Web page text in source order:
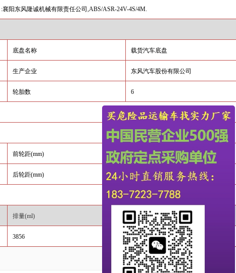
:襄阳东风隆诚机械有限责任公司 ,ABS/ASR-24V-4S/4M.
底盘名称 载货汽车底盘
生产企业 东风汽车股份有限公司
轮胎数 6
前轮距(mm) 1745,1747,1823
后轮距(mm) 1620,1806,1800,1715
排量(ml) 功率(Kw)
3856 115